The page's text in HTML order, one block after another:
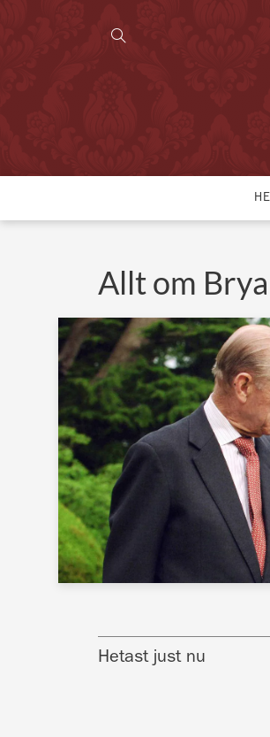
Allt om
Hetast just nu